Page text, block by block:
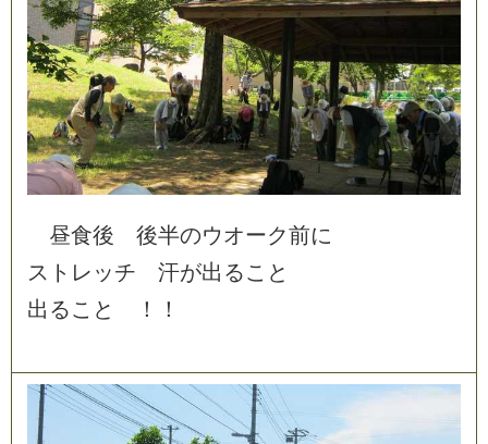
昼食後 後半のウオーク前に
ス ト レ ッチ 汗が出 るこ と
出 るこ と ！ ！